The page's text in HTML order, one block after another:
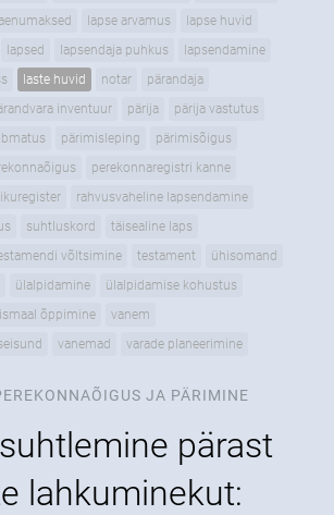
lapse arvamus
lapse huvid
lapsed lapsendaja puhkus
lapsendamine
laste huvid notar
pärandaja
inventuur pärija
pärija vastutus
pärimisleping
pärimisõigus
perekonnaregistri kanne
rahvusvaheline lapsendamine
suhtluskord
täisealine laps
võltsimine testament
ühisomand
ülalpidamine
ülalpidamise kohustus
õppimine
vanem
vanemad varade planeerimine
JA PÄRIMINE
pärast
lahkuminekut: